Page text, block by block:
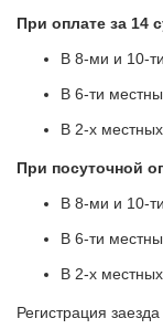
При оплате за 14
В 8-ми и 10-
В 6-ти
В 2-х
При посуточной
В 8-ми и 10-
В 6-ти
В 2-х
Регистрация